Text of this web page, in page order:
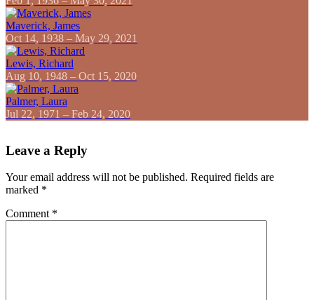
Maverick, James
Oct 14, 1938 – May 29, 2021
Lewis, Richard
Aug 10, 1948 – Oct 15, 2020
Palmer, Laura
Jul 22, 1971 – Feb 24, 2020
Leave a Reply
Your email address will not be published. Required fields are
marked *
Comment *